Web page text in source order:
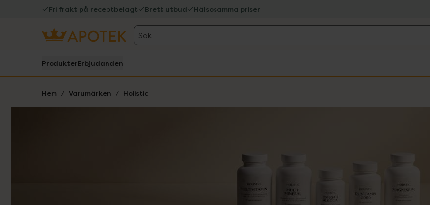
Fri frakt på receptbelagt Brett utbud Hälsosamma priser
Sök
ProdukterErbjudanden
Hem Varumärken Holistic